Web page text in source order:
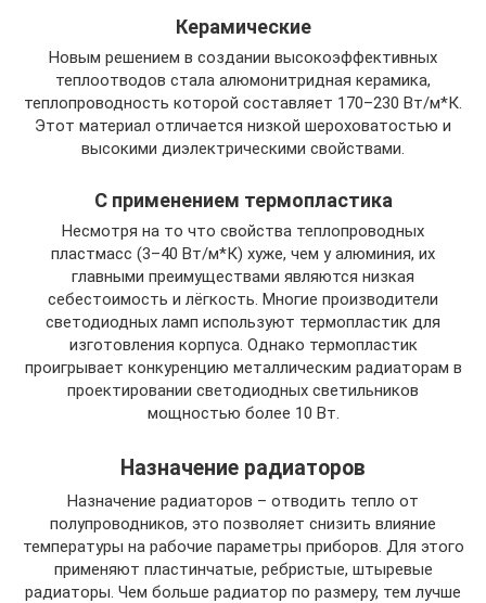
Керамические
Новым решением в создании высокоэффективных
теплоотводов стала алюмонитридная керамика,
теплопроводность которой составляет 170–230 Вт/м*К.
Этот материал отличается низкой шероховатостью и
высокими диэлектрическими свойствами.
С применением термопластика
Несмотря на то что свойства теплопроводных
пластмасс (3–40 Вт/м*К) хуже, чем у алюминия, их
главными преимуществами являются низкая
себестоимость и лёгкость. Многие производители
светодиодных ламп используют термопластик для
изготовления корпуса. Однако термопластик
проигрывает конкуренцию металлическим радиаторам в
проектировании светодиодных светильников
мощностью более 10 Вт.
Назначение радиаторов
Назначение радиаторов – отводить тепло от
полупроводников, это позволяет снизить влияние
температуры на рабочие параметры приборов. Для этого
применяют пластинчатые, ребристые, штыревые
радиаторы. Чем больше радиатор по размеру, тем лучше